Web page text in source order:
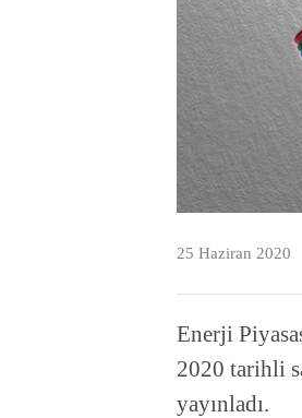
25 Haziran 2020
Enerji
2020 tarihli
yayınladı.